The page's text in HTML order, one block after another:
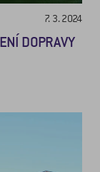
7. 3. 2024
DOPRAVY